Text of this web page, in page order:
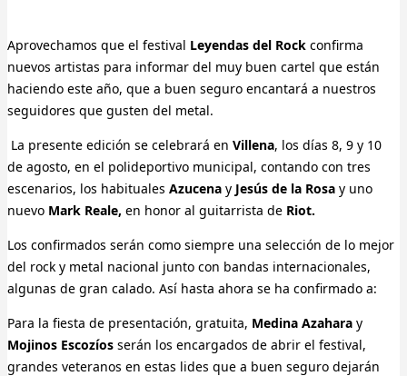
Aprovechamos que el festival Leyendas del Rock confirma
nuevos artistas para informar del muy buen cartel que están
haciendo este año, que a buen seguro encantará a nuestros
seguidores que gusten del metal.
La presente edición se celebrará en Villena, los días 8, 9 y 10
de agosto, en el polideportivo municipal, contando con tres
escenarios, los habituales Azucena y Jesús de la Rosa y uno
nuevo Mark Reale, en honor al guitarrista de Riot.
Los confirmados serán como siempre una selección de lo mejor
del rock y metal nacional junto con bandas internacionales,
algunas de gran calado. Así hasta ahora se ha confirmado a:
Para la fiesta de presentación, gratuita, Medina Azahara y
Mojinos Escozíos serán los encargados de abrir el festival,
grandes veteranos en estas lides que a buen seguro dejarán